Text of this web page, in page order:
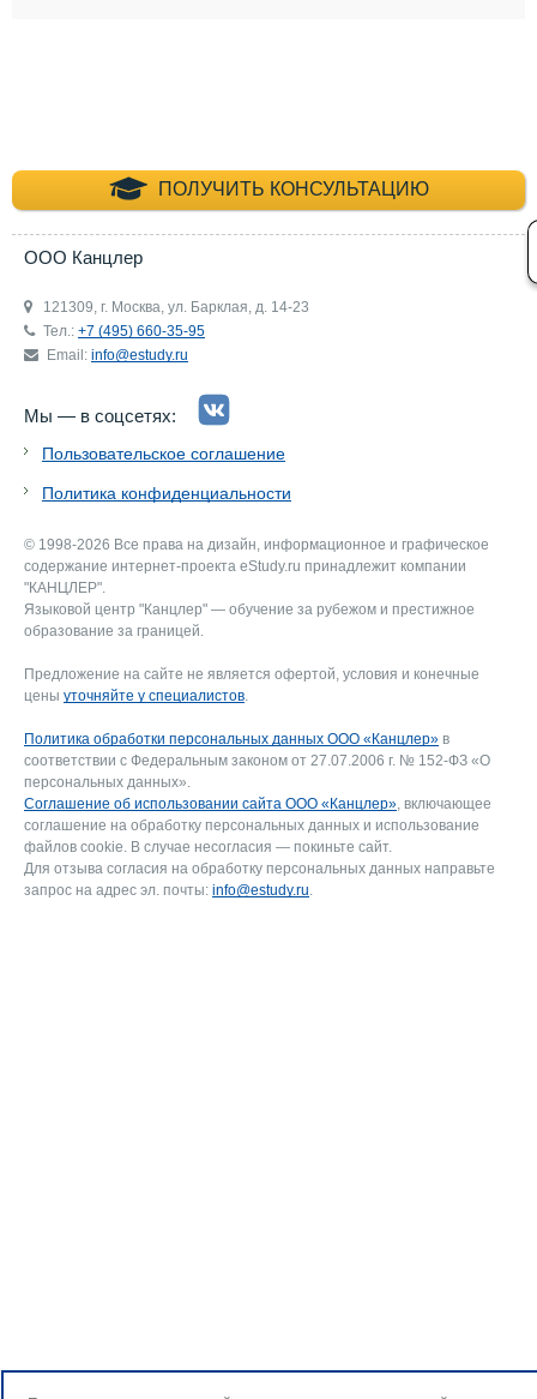
ПОЛУЧИТЬ КОНСУЛЬТАЦИЮ
+7 (495) 660-35-
ООО Канцлер
121309, г. Москва, ул. Барклая, д. 14-23
Тел.: +7 (495) 660-35-95
Email: info@estudy.ru
Мы — в соцсетях:
Пользовательское соглашение
Политика конфиденциальности
© 1998-2026 Все права на дизайн, информационное и графическое
содержание интернет-проекта eStudy.ru принадлежит компании
"КАНЦЛЕР".
Языковой центр "Канцлер" — обучение за рубежом и престижное
образование за границей.
Предложение на сайте не является офертой, условия и конечные
цены уточняйте у специалистов.
Политика обработки персональных данных ООО «Канцлер» в
соответствии с Федеральным законом от 27.07.2006 г. № 152-ФЗ «О
персональных данных».
Соглашение об использовании сайта ООО «Канцлер», включающее
соглашение на обработку персональных данных и использование
файлов cookie. В случае несогласия — покиньте сайт.
Для отзыва согласия на обработку персональных данных направьте
запрос на адрес эл. почты: info@estudy.ru.